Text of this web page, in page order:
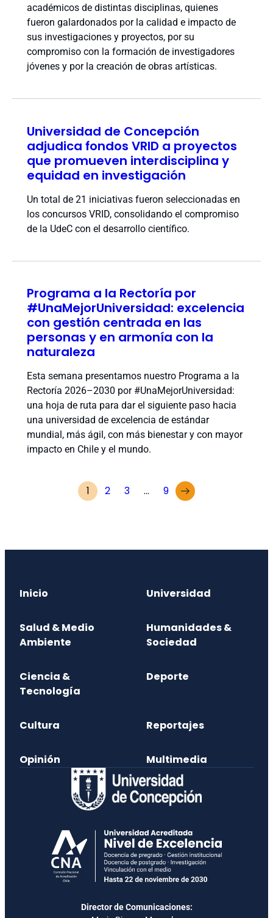
académicos de distintas disciplinas, quienes
fueron galardonados por la calidad e impacto de
sus investigaciones y proyectos, por su
compromiso con la formación de investigadores
jóvenes y por la creación de obras artísticas.
Universidad de Concepción
adjudica fondos VRID a proyectos
que promueven interdisciplina y
equidad en investigación
Un total de 21 iniciativas fueron seleccionadas en
los concursos VRID, consolidando el compromiso
de la UdeC con el desarrollo científico.
Programa a la Rectoría por
#UnaMejorUniversidad: excelencia
con gestión centrada en las
personas y en armonía con la
naturaleza
Esta semana presentamos nuestro Programa a la
Rectoría 2026–2030 por #UnaMejorUniversidad:
una hoja de ruta para dar el siguiente paso hacia
una universidad de excelencia de estándar
mundial, más ágil, con más bienestar y con mayor
impacto en Chile y el mundo.
1 2 3 … 9
Inicio Universidad
Salud & Medio
Ambiente
Humanidades &
Sociedad
Ciencia &
Tecnología
Deporte
Cultura Reportajes
Opinión Multimedia
Director de Comunicaciones: